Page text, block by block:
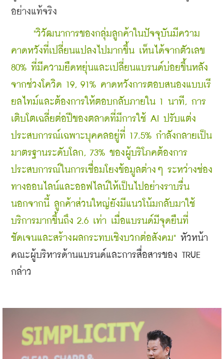
อย่างแท้จริง
"วิวัฒนาการของกลุ่มลูกค้าในปัจจุบันมีความ
คาดหวังที่เปลี่ยนแปลงไปมากขึ้น เห็นได้จากตัวเลข
80% ที่มีความยืดหยุ่นและเปลี่ยนแบรนด์บ่อยขึ้นหลัง
จากช่วงโควิด 19, 91% คาดหวังการตอบสนองแบบเรี
ยลไทม์และต้องการให้ตอบกลับภายใน 1 นาที, การ
เติบโตเฉลี่ยต่อปีของตลาดที่มีการใช้ AI ปรับแต่ง
ประสบการณ์เฉพาะบุคคลอยู่ที่ 17.5% กำลังกลายเป็น
มาตรฐานระดับโลก, 73% ของผู้บริโภคต้องการ
ประสบการณ์ในการเชื่อมโยงข้อมูลต่างๆ ระหว่างช่อง
ทางออนไลน์และออฟไลน์ให้เป็นไปอย่างราบรื่น
นอกจากนี้ ลูกค้าส่วนใหญ่ยังมีแนวโน้มกลับมาใช้
บริการมากขึ้นถึง 2.6 เท่า เมื่อแบรนด์มีจุดยืนที่
ชัดเจนและสร้างผลกระทบเชิงบวกต่อสังคม" หัวหน้า
คณะผู้บริหารด้านแบรนด์และการสื่อสารของ TRUE
กล่าว